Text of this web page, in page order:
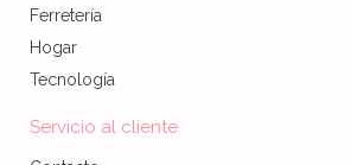
Ferretería
Hogar
Tecnología
Servicio al cliente